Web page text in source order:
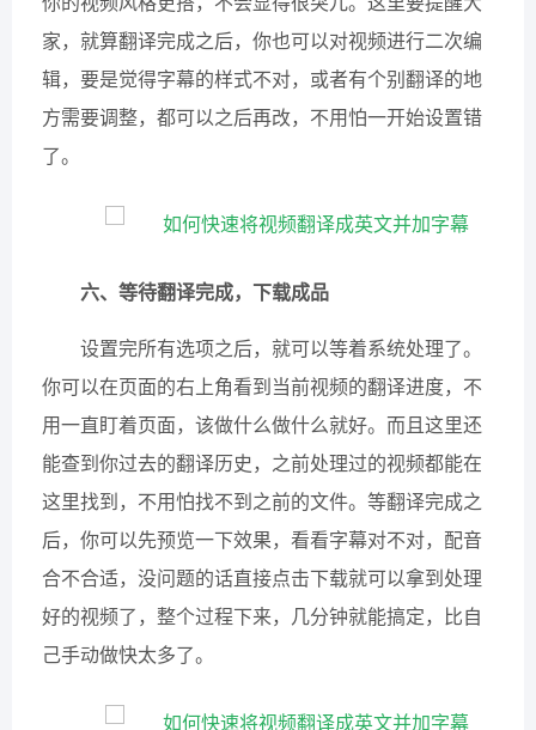
家，就算翻译完成之后，你也可以对视频进行二次编
辑，要是觉得字幕的样式不对，或者有个别翻译的地
方需要调整，都可以之后再改，不用怕一开始设置错
了。
六、等待翻译完成，下载成品
设置完所有选项之后，就可以等着系统处理了。
你可以在页面的右上角看到当前视频的翻译进度，不
用一直盯着页面，该做什么做什么就好。而且这里还
能查到你过去的翻译历史，之前处理过的视频都能在
这里找到，不用怕找不到之前的文件。等翻译完成之
后，你可以先预览一下效果，看看字幕对不对，配音
合不合适，没问题的话直接点击下载就可以拿到处理
好的视频了，整个过程下来，几分钟就能搞定，比自
己手动做快太多了。